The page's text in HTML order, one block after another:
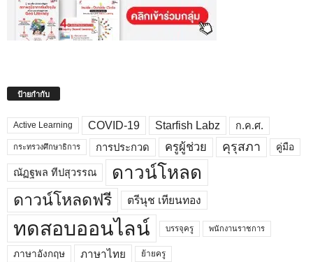
ป้ายกำกับ
Active Learning COVID-19 Starfish Labz ก.ค.ศ.
กระทรวงศึกษาธิการ การประกวด ครูผู้ช่วย คุรุสภา คู่มือ
ณัฏฐพล ทีปสุวรรณ ดาวน์โหลด
ดาวน์โหลดฟรี ตรีนุช เทียนทอง
ทดสอบออนไลน์ บรรจุครู พนักงานราชการ
ภาษาอังกฤษ ภาษาไทย ย้ายครู